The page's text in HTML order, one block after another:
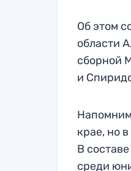
Об этом
области
сборной
и
крае, но
В
среди